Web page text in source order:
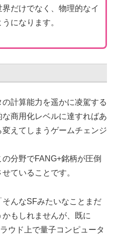
だけでなく、物理的なイ
になります。
計算能力を遥かに凌駕する
商用化レベルに達すればあ
えてしまうゲームチェンジ
分野でFANG+銘柄が圧倒
ていることです。
んなSFみたいなことまだ
もしれませんが、既に
ウド上で量子コンピュータ